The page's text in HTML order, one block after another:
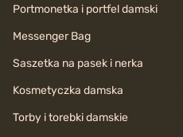
Portmonetka i portfel damski
Messenger Bag
Saszetka na pasek i nerka
Kosmetyczka damska
Torby i torebki damskie